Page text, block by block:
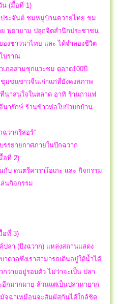
น (มื้อที่ 1)
ประจันต์ ชมหมู่บ้านควายไทย ชม
พยายาม ปลุกจิตสำนึกประชาชน
งชาวนาไทย และ ได้จำลองชีวิต
บราณ
เภอสามชุกแวะชม ตลาด100ปี
มชนชาวจีนเก่าแก่ที่ยังคงสภาพ
น่าสนใจในตลาด อาทิ ร้านกาแฟ
ารักษ์ ร้านข้าวห่อใบบัวบกบ้าน
ฉวากรีสอร์”
รยายกาศภายในบึกฉวาก
อที่ 2)
บ ดนตรีคาราโอเกะ และ กิจกรรม
นกิจกรรม
อที่ 3)
ลา (บึงฉวาก) แหล่งสถานแสดง
ดาลซึ่งเราสามารถเดินอยู่ใต้น้ำได้
ว่ายอยู่รอบตัว ไม่ว่าจะเป็น ปลา
อีกมากมาย ล้วนแต่เป็นปลาหายาก
จฉาเหมือนจะสัมผัสกันได้ใกล้ชิด